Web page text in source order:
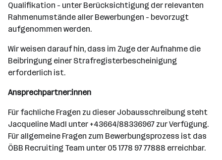
Qualifikation - unter Berücksichtigung der relevanten
Rahmenumstände aller Bewerbungen - bevorzugt
aufgenommen werden.
Wir weisen darauf hin, dass im Zuge der Aufnahme die
Beibringung einer Strafregisterbescheinigung
erforderlich ist.
Ansprechpartner:innen
Für fachliche Fragen zu dieser Jobausschreibung steht
Jacqueline Madl unter +43664/88336967 zur Verfügung.
Für allgemeine Fragen zum Bewerbungsprozess ist das
ÖBB Recruiting Team unter 05 1778 97 77888 erreichbar.